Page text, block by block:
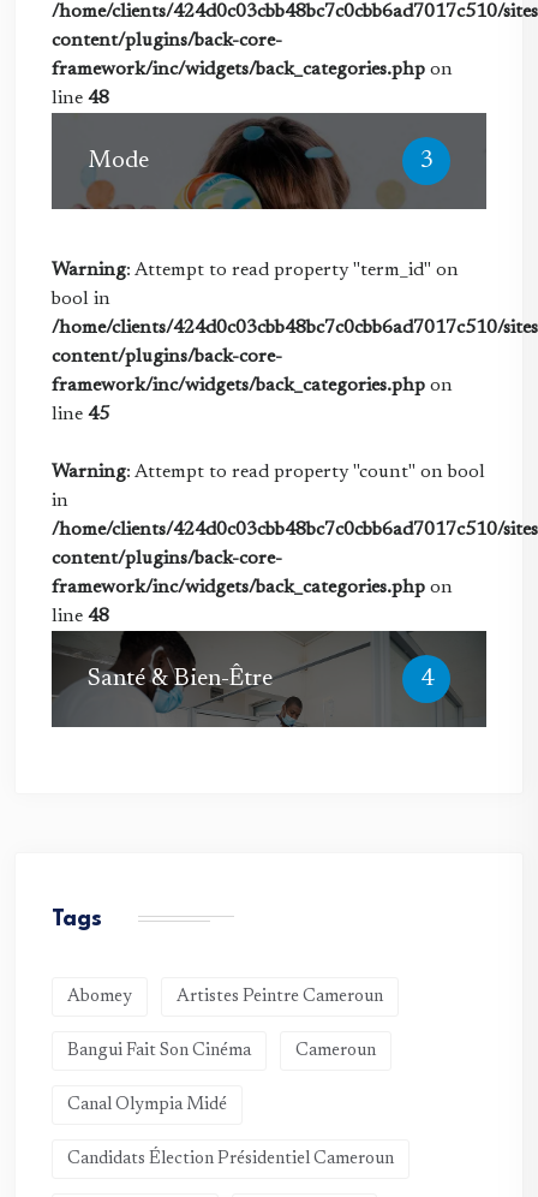
/home/clients/424d0c03cbb48bc7c0cbb6ad7017c510/
content/plugins/back-core-
framework/inc/widgets/back_categories.php on
line 48
Mode 3
Warning: Attempt to read property "term_id" on
bool in
/home/clients/424d0c03cbb48bc7c0cbb6ad7017c510/
content/plugins/back-core-
framework/inc/widgets/back_categories.php on
line 45
Warning: Attempt to read property "count" on bool
in
/home/clients/424d0c03cbb48bc7c0cbb6ad7017c510/
content/plugins/back-core-
framework/inc/widgets/back_categories.php on
line 48
Santé & Bien-Être 4
Tags
Abomey Artistes Peintre Cameroun
Bangui Fait Son Cinéma Cameroun
Canal Olympia Midé
Candidats Élection Présidentiel Cameroun